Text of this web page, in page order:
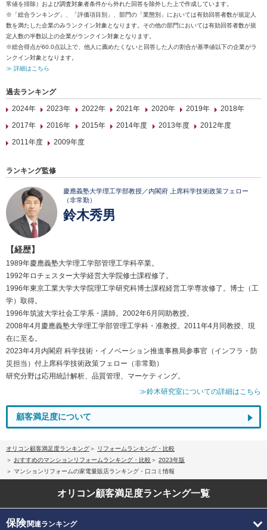
常値を排除）および調査対象者条件から外れた回答を除外した上で作成しています。
※「総合ランキング」、「評価項目別」、部門の「業態別」においては有効回答者数が規定人
数を満たした企業のみランクイン対象となります。その他の部門においては有効回答者数が規
定人数の半数以上の企業がランクイン対象となります。
※総合得点が60.0点以上で、他人に薦めたくないと回答した人の割合が基準値以下の企業がラ
ンクイン対象となります。
≫ 詳細はこちら
過去ランキング
2024年
2023年 2022年 2021年 2020年 2019年
2018年
2017年
2016年 2015年 2014年度 2013年度
2012年度
2011年度
2009年度
ランキング監修
慶應義塾大学理工学部教授／内閣府 上席科学技術政策フェロー
（非常勤）
鈴木秀男
【経歴】
1989年慶應義塾大学理工学部管理工学科卒業。
1992年ロチェスター大学経営大学院修士課程修了。
1996年東京工業大学大学院理工学研究科博士課程経営工学専攻修了。博士（工
学）取得。
1996年筑波大学社会工学系・講師。2002年6月同助教授。
2008年4月慶應義塾大学理工学部管理工学科・准教授。2011年4月同教授、現
在に至る。
2023年4月内閣府 科学技術・イノベーション推進事務局参事官（インフラ・防
災担当）付上席科学技術政策フェロー（非常勤）
研究分野は応用統計解析、品質管理、マーケティング。
≫鈴木研究室についての詳細はこちら
顧客満足度について
オリコン顧客満足度ランキング
リフォームランキング・比較
おすすめのマンションリフォームランキング・比較
2023年版
マンションリフォームの家電量販店ランキング・口コミ情報
オリコン顧客満足度ランキング一覧
保険関連ランキング